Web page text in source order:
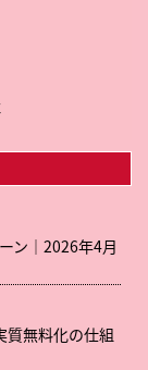
ン｜2026年4月
質無料化の仕組